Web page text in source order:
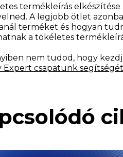
termékleírás
A legjobb ötlet
terméket és hogyan
a tökéletes
nem tudod, hogy
Expert csapatunk segítségét